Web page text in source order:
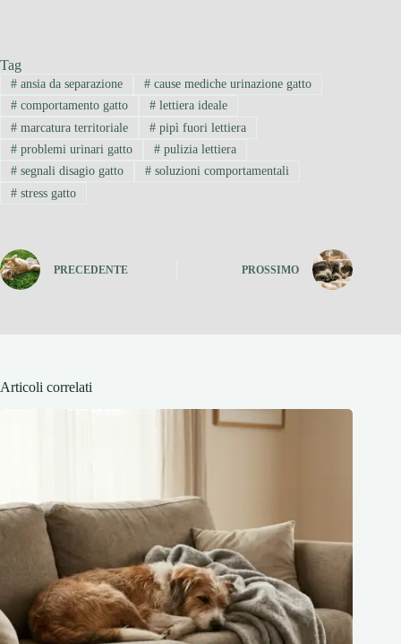
Tag
#ansia da separazione #cause mediche urinazione gatto
#comportamento gatto #lettiera ideale
#marcatura territoriale #pipì fuori lettiera
#problemi urinari gatto #pulizia lettiera
#segnali disagio gatto #soluzioni comportamentali
#stress gatto
PRECEDENTE PROSSIMO
Articoli correlati